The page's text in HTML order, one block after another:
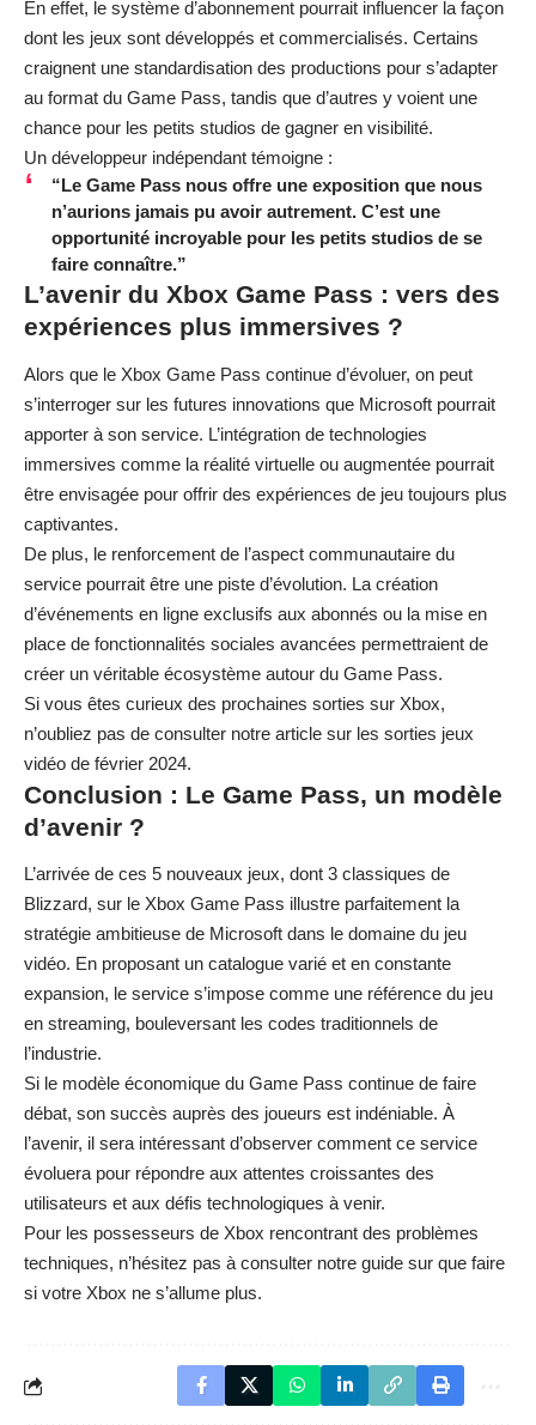
En effet, le système d’abonnement pourrait influencer la façon
dont les jeux sont développés et commercialisés. Certains
craignent une standardisation des productions pour s’adapter
au format du Game Pass, tandis que d’autres y voient une
chance pour les petits studios de gagner en visibilité.
Un développeur indépendant témoigne :
“Le Game Pass nous offre une exposition que nous
n’aurions jamais pu avoir autrement. C’est une
opportunité incroyable pour les petits studios de se
faire connaître.”
L’avenir du Xbox Game Pass : vers des
expériences plus immersives ?
Alors que le Xbox Game Pass continue d’évoluer, on peut
s’interroger sur les futures innovations que Microsoft pourrait
apporter à son service. L’intégration de technologies
immersives comme la réalité virtuelle ou augmentée pourrait
être envisagée pour offrir des expériences de jeu toujours plus
captivantes.
De plus, le renforcement de l’aspect communautaire du
service pourrait être une piste d’évolution. La création
d’événements en ligne exclusifs aux abonnés ou la mise en
place de fonctionnalités sociales avancées permettraient de
créer un véritable écosystème autour du Game Pass.
Si vous êtes curieux des prochaines sorties sur Xbox,
n’oubliez pas de consulter notre article sur les sorties jeux
vidéo de février 2024.
Conclusion : Le Game Pass, un modèle
d’avenir ?
L’arrivée de ces 5 nouveaux jeux, dont 3 classiques de
Blizzard, sur le Xbox Game Pass illustre parfaitement la
stratégie ambitieuse de Microsoft dans le domaine du jeu
vidéo. En proposant un catalogue varié et en constante
expansion, le service s’impose comme une référence du jeu
en streaming, bouleversant les codes traditionnels de
l’industrie.
Si le modèle économique du Game Pass continue de faire
débat, son succès auprès des joueurs est indéniable. À
l’avenir, il sera intéressant d’observer comment ce service
évoluera pour répondre aux attentes croissantes des
utilisateurs et aux défis technologiques à venir.
Pour les possesseurs de Xbox rencontrant des problèmes
techniques, n’hésitez pas à consulter notre guide sur que faire
si votre Xbox ne s’allume plus.